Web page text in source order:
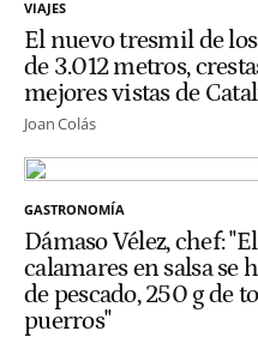
VIAJES
El nuevo tresmil de
de 3.012 metros,
mejores vistas de
Joan Colás
GASTRONOMÍA
Dámaso Vélez, chef:
calamares en salsa se
de pescado, 250 g de
puerros"